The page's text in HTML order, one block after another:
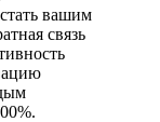
вашим
связь